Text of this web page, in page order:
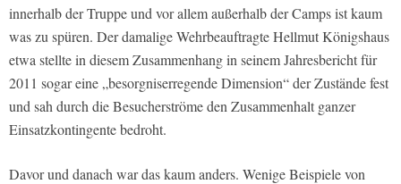
innerhalb der Truppe und vor allem außerhalb der Camps ist kaum
was zu spüren. Der damalige Wehrbeauftragte Hellmut Königshaus
etwa stellte in diesem Zusammenhang in seinem Jahresbericht für
2011 sogar eine „besorgniserregende Dimension“ der Zustände fest
und sah durch die Besucherströme den Zusammenhalt ganzer
Einsatzkontingente bedroht.
Davor und danach war das kaum anders. Wenige Beispiele von